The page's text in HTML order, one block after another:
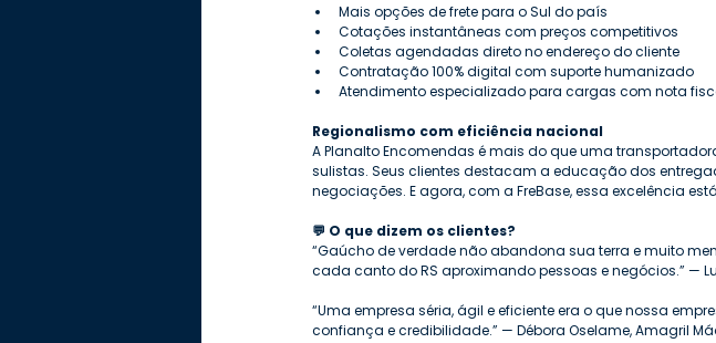
Mais opções de frete para o Sul do país
Cotações instantâneas com preços competitivos
Coletas agendadas direto no endereço do cliente
Contratação 100% digital com suporte humanizado
Atendimento especializado para cargas com nota
Regionalismo com eficiência nacional
A Planalto Encomendas é mais do que uma
sulistas. Seus clientes destacam a educação dos
negociações. E agora, com a FreBase, essa excelência
💬 O que dizem os clientes?
“Gaúcho de verdade não abandona sua terra e muito
cada canto do RS aproximando pessoas e negócios.” —
“Uma empresa séria, ágil e eficiente era o que nossa
confiança e credibilidade.” — Débora Oselame, Amagril